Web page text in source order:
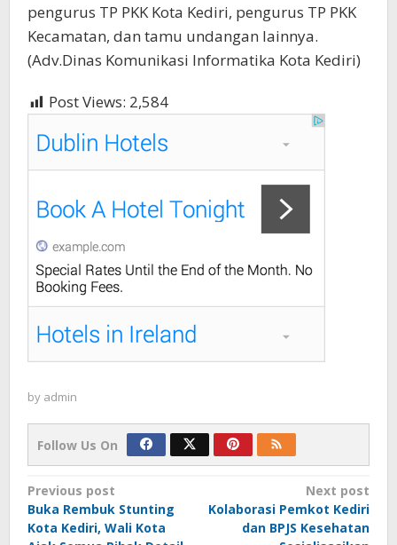
pengurus TP PKK Kota Kediri, pengurus TP PKK
Kecamatan, dan tamu undangan lainnya.
(Adv.Dinas Komunikasi Informatika Kota Kediri)
Post Views: 2,584
by admin
Follow Us On
Post
navigation
Previous post
Buka Rembuk Stunting
Kota Kediri, Wali Kota
Next post
Kolaborasi Pemkot Kediri
dan BPJS Kesehatan